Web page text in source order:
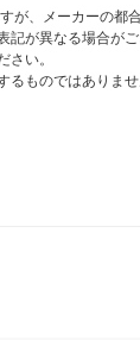
、メーカーの
が異なる場合
い。
ものではありま